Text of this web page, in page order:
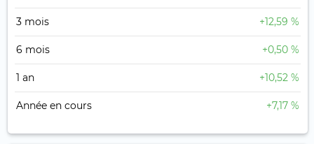
3 mois +12,59 %
6 mois +0,50 %
1 an +10,52 %
Année en cours +7,17 %